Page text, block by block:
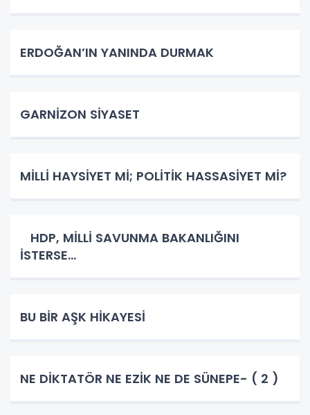
ERDOĞAN’IN YANINDA DURMAK
GARNİZON SİYASET
MİLLİ HAYSİYET Mİ; POLİTİK HASSASİYET Mİ?
HDP, MİLLİ SAVUNMA BAKANLIĞINI
İSTERSE…
BU BİR AŞK HİKAYESİ
NE DİKTATÖR NE EZİK NE DE SÜNEPE- ( 2 )